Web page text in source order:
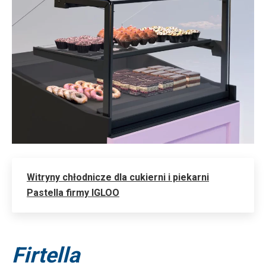
Witryny chłodnicze dla cukierni i piekarni
Pastella firmy IGLOO
Firtella